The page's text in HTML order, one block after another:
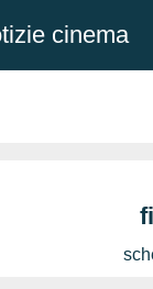
cinema